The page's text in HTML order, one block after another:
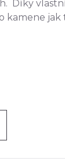
Díky
kamene jak